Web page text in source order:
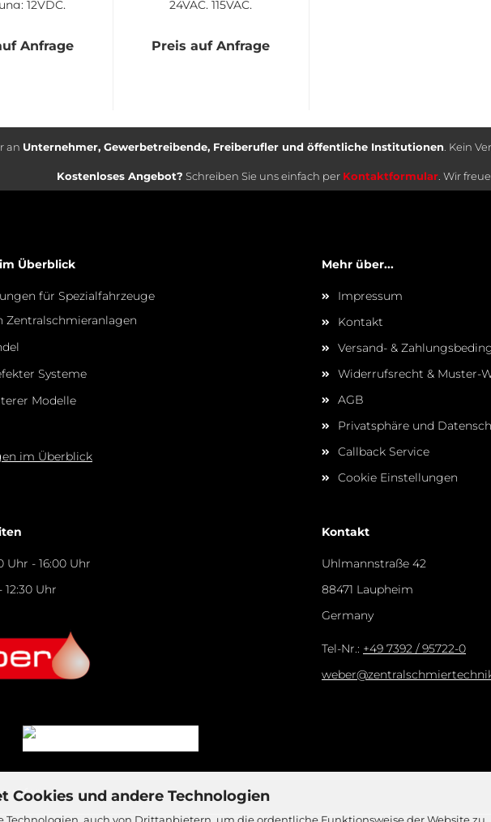
Cookies und andere Technologien
12VDC,
Anfrage
24VAC, 115VAC,
40.CCT.AC.03
Preis auf Anfrage
an Unternehmer, Gewerbetreibende, Freiberufler und öffentliche Institutionen . Kein
Kostenloses Angebot? Schreiben Sie uns einfach per Kontaktformular . Wir
Überblick
für Spezialfahrzeuge
Zentralschmieranlagen
Systeme
Modelle
im Überblick
Mehr über...
Impressum
Kontakt
Versand- &
Widerrufsrecht & Muster-
AGB
Privatsphäre und
Callback Service
Cookie Einstellungen
Uhr - 16:00 Uhr
12:30 Uhr
Kontakt
Uhlmannstraße 42
88471 Laupheim
Germany​
Tel-Nr.: +49 7392 / 95722-0